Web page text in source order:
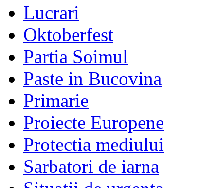
Lucrari
Oktoberfest
Partia Soimul
Paste in Bucovina
Primarie
Proiecte Europene
Protectia mediului
Sarbatori de iarna